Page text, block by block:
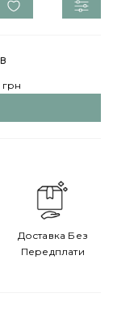
грн
Доставка Без
Передплати